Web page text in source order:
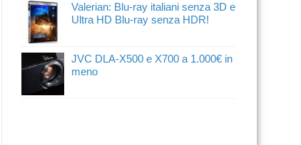
Valerian: Blu-ray italiani senza 3D e
Ultra HD Blu-ray senza HDR!
JVC DLA-X500 e X700 a 1.000€ in
meno